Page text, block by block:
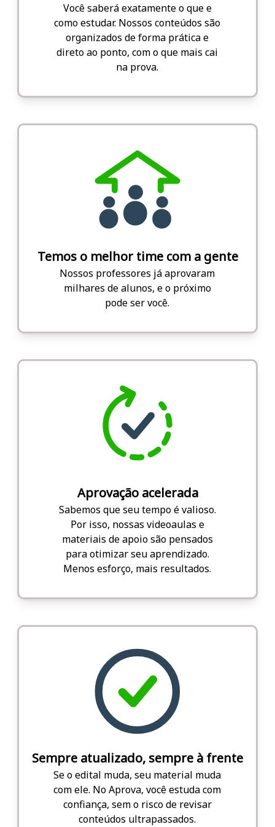
Você saberá exatamente o que e
como estudar. Nossos conteúdos são
organizados de forma prática e
direto ao ponto, com o que mais cai
na prova.
Temos o melhor time com a gente
Nossos professores já aprovaram
milhares de alunos, e o próximo
pode ser você.
Aprovação acelerada
Sabemos que seu tempo é valioso.
Por isso, nossas videoaulas e
materiais de apoio são pensados
para otimizar seu aprendizado.
Menos esforço, mais resultados.
Sempre atualizado, sempre à frente
Se o edital muda, seu material muda
com ele. No Aprova, você estuda com
confiança, sem o risco de revisar
conteúdos ultrapassados.